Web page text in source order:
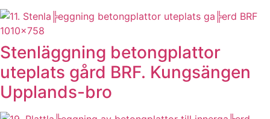
Stenläggning betongplattor
uteplats gård BRF. Kungsängen
Upplands-bro